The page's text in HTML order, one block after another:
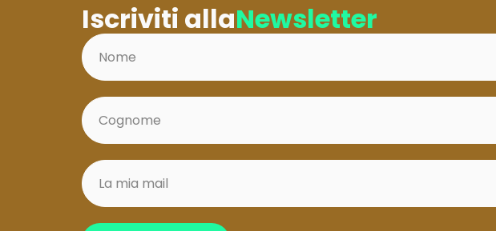
Iscriviti allaNewsletter